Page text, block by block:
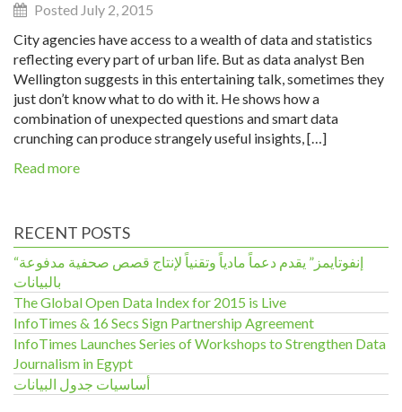
Posted July 2, 2015
City agencies have access to a wealth of data and statistics
reflecting every part of urban life. But as data analyst Ben
Wellington suggests in this entertaining talk, sometimes they
just don’t know what to do with it. He shows how a
combination of unexpected questions and smart data
crunching can produce strangely useful insights, […]
Read more
RECENT POSTS
“إنفوتايمز” يقدم دعماً مادياً وتقنياً لإنتاج قصص صحفية مدفوعة
بالبيانات
The Global Open Data Index for 2015 is Live
InfoTimes & 16 Secs Sign Partnership Agreement
InfoTimes Launches Series of Workshops to Strengthen Data
Journalism in Egypt
أساسيات جدول البيانات